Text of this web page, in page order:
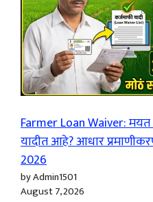
Farmer Loan Waiver:
यादीत आहे? आधार
2026
by Admin1501
August 7, 2026